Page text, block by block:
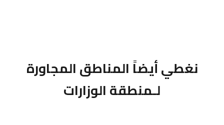
نغطي أيضاً المناطق المجاورة
لـمنطقة الوزارات